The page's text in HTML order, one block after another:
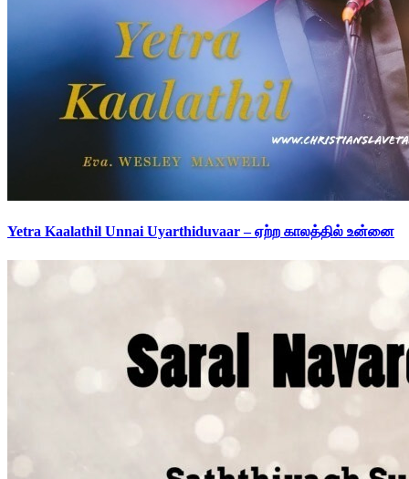
Yetra Kaalathil Unnai Uyarthiduvaar – ஏற்ற காலத்தில் உன்னை